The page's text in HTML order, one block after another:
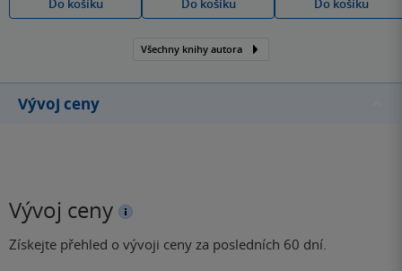
Do košíku
Do košíku
Do košíku
Všechny knihy autora
Vývoj ceny
Vývoj ceny
Získejte přehled o vývoji ceny za posledních 60 dní.